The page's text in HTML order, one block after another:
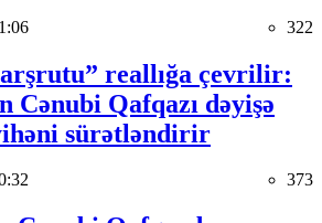
322
reallığa çevrilir:
Cənubi Qafqazı dəyişə
sürətləndirir
373